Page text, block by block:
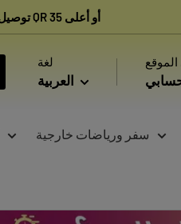
توصيل مجاني للأوامر QR 35 أو أعلى
لغة
العربية
سفر ورياضات خارجية